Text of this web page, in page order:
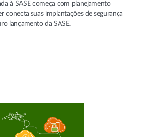
à SASE começa com planejamento
conecta suas implantações de segurança
lançamento da SASE.